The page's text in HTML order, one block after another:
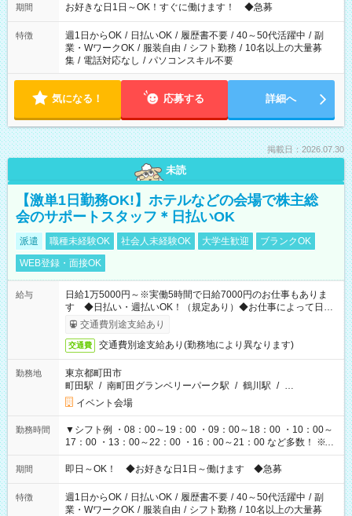
期間 お好きな日1日～OK！すぐに働けます！ ◆急募
特徴 週1日からOK / 日払いOK / 履歴書不要 / 40～50代活躍中 / 副
業・WワークOK / 服装自由 / シフト勤務 / 10名以上の大量募
集 / 電話対応なし / パソコンスキル不要
気になる！ 応募する 詳細へ
掲載日：2026.07.30
未読
【激単1日勤務OK!】ホテルなどの会場で株主総
会のサポートスタッフ＊日払いOK
派遣 職種未経験OK 社会人未経験OK 大学生歓迎
ブランクOK
WEB登録・面接OK
給与
日給1万5000円～※実働5時間で日給7000円のお仕事もありま
す ◆日払い・週払いOK！（規定あり）◆お仕事によって日給
も異なります
交通費別途支給あり
交通費 交通費別途支給あり(勤務地により異なります)
勤務地
東京都町田市
町田駅 / 南町田グランベリーパーク駅 / 鶴川駅 / …
イベント会場
勤務時間
▼シフト例 ・08：00～19：00 ・09：00～18：00 ・10：00～
17：00 ・13：00～22：00 ・16：00～21：00 など多数！ ※お
仕事により勤務時間が異なります
期間 即日～OK！ ◆お好きな日1日～働けます ◆急募
特徴 週1日からOK / 日払いOK / 履歴書不要 / 40～50代活躍中 / 副
業・WワークOK / 服装自由 / シフト勤務 / 10名以上の大量募